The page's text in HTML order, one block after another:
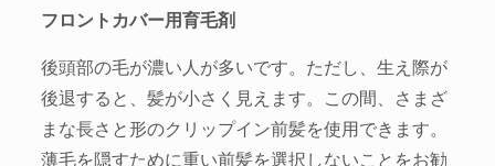
フロントカバー用育毛剤
後頭部の毛が濃い人が多いです。ただし、生え際が
後退すると、髪が小さく見えます。この間、さまざ
まな長さと形のクリップイン前髪を使用できます。
薄毛を隠すために重い前髪を選択しないことをお勧